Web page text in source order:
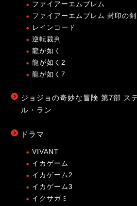
ファイアーエムブレム
ファイアーエムブレム 封印の剣
レインコード
逆転裁判
龍が如く
龍が如く2
龍が如く7
ジョジョの奇妙な冒険 第7部 ス
ル・ラン
ドラマ
VIVANT
イカゲーム
イカゲーム2
イカゲーム3
イクサガミ